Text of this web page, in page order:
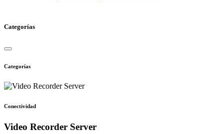
Categorías
Categorías
Conectividad
Video Recorder Server